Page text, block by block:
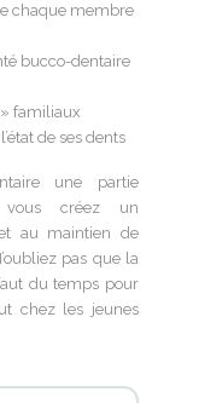
chaque membre
bucco-dentaire
familiaux
de ses dents
une partie
créez un
au maintien de
pas que la
du temps pour
chez les jeunes